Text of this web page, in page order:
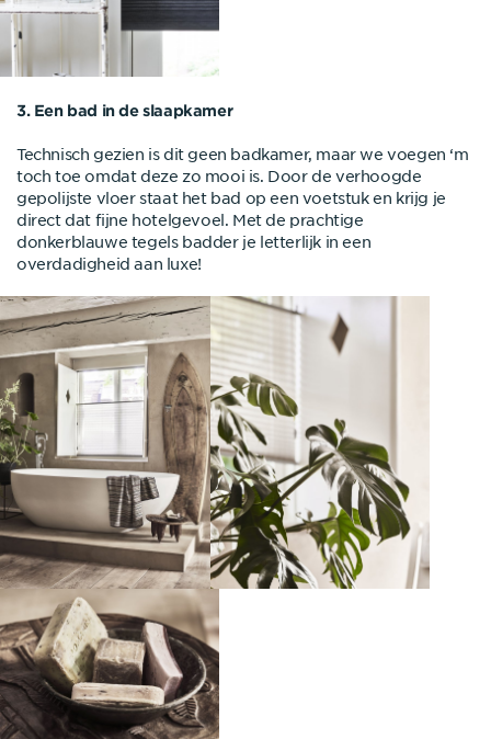
3. Een bad in de slaapkamer
Technisch gezien is dit geen badkamer, maar we voegen ‘m
toch toe omdat deze zo mooi is. Door de verhoogde
gepolijste vloer staat het bad op een voetstuk en krijg je
direct dat fijne hotelgevoel. Met de prachtige
donkerblauwe tegels badder je letterlijk in een
overdadigheid aan luxe!